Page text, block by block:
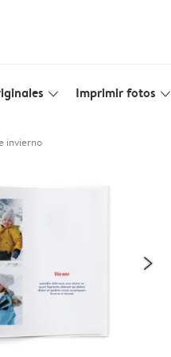
slim_arrow_down Imprimir fotos slim_arrow_down
invierno